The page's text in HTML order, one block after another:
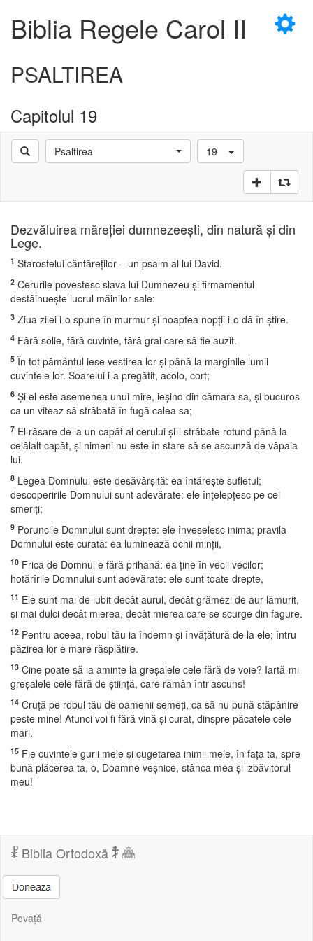
×
Biblia Regele Carol II
PSALTIREA
Capitolul 19
Psaltirea 19
Dezvăluirea măreţiei dumnezeeşti, din natură şi din
Lege.
1 Starostelui cântăreţilor – un psalm al lui David.
2 Cerurile povestesc slava lui Dumnezeu şi firmamentul
destăinueşte lucrul mâinilor sale:
3 Ziua zilei i-o spune în murmur şi noaptea nopţii i-o dă în ştire.
4 Fără solie, fără cuvinte, fără grai care să fie auzit.
5 În tot pământul iese vestirea lor şi până la marginile lumii
cuvintele lor. Soarelui i-a pregătit, acolo, cort;
6 Şi el este asemenea unui mire, ieşind din cămara sa, şi bucuros
ca un viteaz să străbată în fugă calea sa;
7 El răsare de la un capăt al cerului şi-l străbate rotund până la
celălalt capăt, şi nimeni nu este în stare să se ascunză de văpaia
lui.
8 Legea Domnului este desăvârşită: ea întăreşte sufletul;
descoperirile Domnului sunt adevărate: ele înţelepţesc pe cei
smeriţi;
9 Poruncile Domnului sunt drepte: ele înveselesc inima; pravila
Domnului este curată: ea luminează ochii minţii,
10 Frica de Domnul e fără prihană: ea ţine în vecii vecilor;
hotărîrile Domnului sunt adevărate: ele sunt toate drepte,
11 Ele sunt mai de iubit decât aurul, decât grămezi de aur lămurit,
şi mai dulci decât mierea, decât mierea care se scurge din fagure.
12 Pentru aceea, robul tău ia îndemn şi învăţătură de la ele; întru
păzirea lor e mare răsplătire.
13 Cine poate să ia aminte la greşalele cele fără de voie? Iartă-mi
greşalele cele fără de ştiinţă, care rămân într’ascuns!
14 Cruţă pe robul tău de oamenii semeţi, ca să nu pună stăpânire
peste mine! Atunci voi fi fără vină şi curat, dinspre păcatele cele
mari.
15 Fie cuvintele gurii mele şi cugetarea inimii mele, în faţa ta, spre
bună plăcerea ta, o, Doamne veşnice, stânca mea şi izbăvitorul
meu!
Biblia Ortodoxă
Povață